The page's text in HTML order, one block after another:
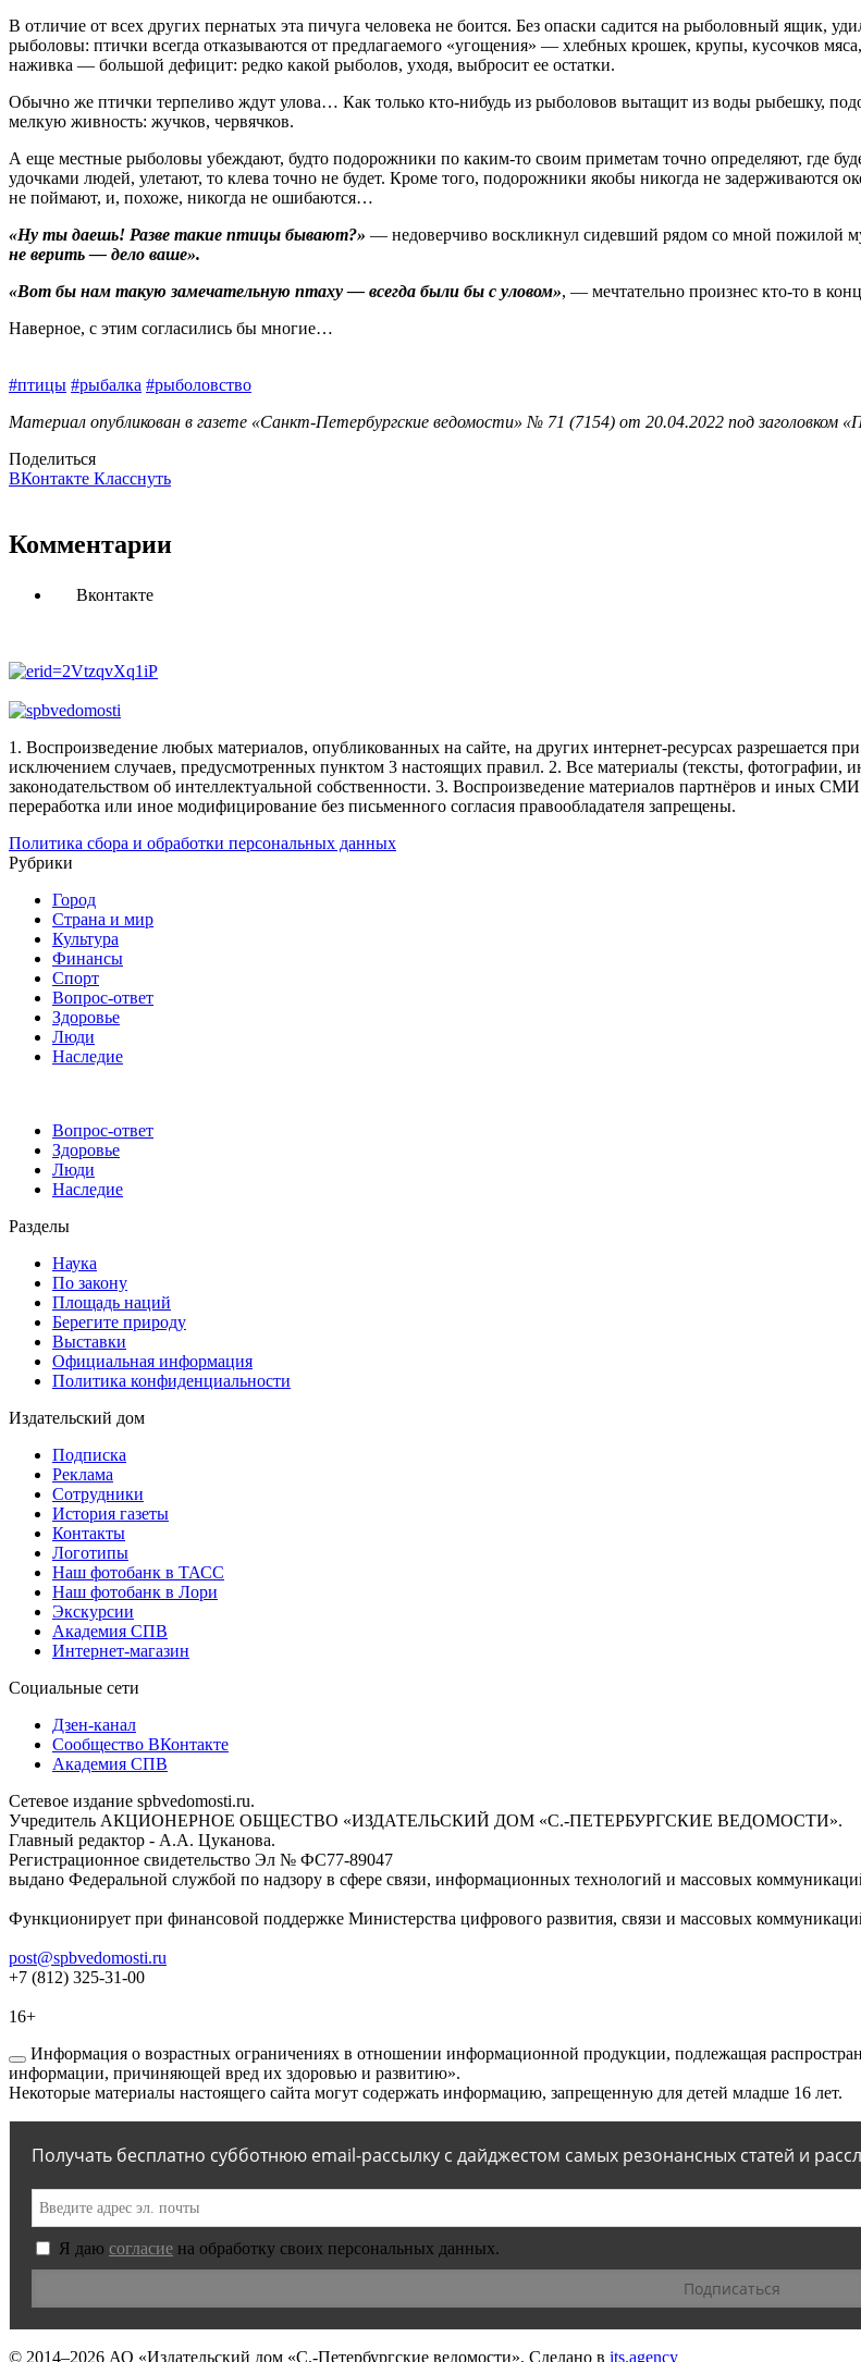
В отличие от всех других пернатых эта пичуга человека не ­боится. Без опаски садится на рыболовный ящик,
рыболовы: птички всегда отказываются от предлагаемого «угощения» — хлебных крошек, крупы, кусочков
наживка — большой дефицит: редко какой рыболов, уходя, выбросит ее остатки.
Обычно же птички терпеливо ждут улова… Как только кто‑нибудь из рыболовов вытащит из воды рыбешку,
мелкую живность: жучков, червячков.
А еще местные рыболовы ­убеждают, будто подорожники по каким‑то своим приметам точно определяют, где
удочками людей, улетают, то клева точно не будет. Кроме того, подорожники якобы никогда не задерживаются
не поймают, и, похоже, никогда не ошибаются…
«Ну ты даешь! Разве такие птицы бывают?» — недоверчиво воскликнул сидевший рядом со мной пожилой
не верить — дело ваше».
«Вот бы нам такую замечательную птаху — всегда были бы с ­уловом», — мечтательно произнес кто‑то в
Наверное, с этим согласились бы многие…
#птицы #рыбалка #рыболовство
Материал опубликован в газете «Санкт-Петербургские ведомости» № 71 (7154) от 20.04.2022 под заголовком
Поделиться
ВКонтакте Класснуть
Комментарии
Вконтакте
1. Воспроизведение любых материалов, опубликованных на сайте, на других интернет-ресурсах разрешается
исключением случаев, предусмотренных пунктом 3 настоящих правил. 2. Все материалы (тексты, фотографии,
законодательством об интеллектуальной собственности. 3. Воспроизведение материалов партнёров и иных
переработка или иное модифицирование без письменного согласия правообладателя запрещены.
Политика сбора и обработки персональных данных
Рубрики
Город
Страна и мир
Культура
Финансы
Спорт
Вопрос-ответ
Здоровье
Люди
Наследие
Вопрос-ответ
Здоровье
Люди
Наследие
Разделы
Наука
По закону
Площадь наций
Берегите природу
Выставки
Официальная информация
Политика конфиденциальности
Издательский дом
Подписка
Реклама
Сотрудники
История газеты
Контакты
Логотипы
Наш фотобанк в ТАСС
Наш фотобанк в Лори
Экскурсии
Академия СПВ
Интернет-магазин
Социальные сети
Дзен-канал
Сообщество ВКонтакте
Академия СПВ
Сетевое издание spbvedomosti.ru.
Учредитель АКЦИОНЕРНОЕ ОБЩЕСТВО «ИЗДАТЕЛЬСКИЙ ДОМ «С.-ПЕТЕРБУРГСКИЕ ВЕДОМОСТИ».
Главный редактор - А.А. Цуканова.
Регистрационное свидетельство Эл № ФС77-89047
выдано Федеральной службой по надзору в сфере связи, информационных технологий и массовых
Функционирует при финансовой поддержке Министерства цифрового развития, связи и массовых
post@spbvedomosti.ru
+7 (812) 325-31-00
16+
Информация о возрастных ограничениях в отношении информационной продукции, подлежащая
информации, причиняющей вред их здоровью и развитию».
Некоторые материалы настоящего сайта могут содержать информацию, запрещенную для детей младше 16 лет.
Получать бесплатно субботнюю email-рассылку с дайджестом самых резонансных статей и
Я даю согласие на обработку своих персональных данных.
© 2014–2026 АО «Издательский дом «С.-Петербургские ведомости». Сделано в its.agency